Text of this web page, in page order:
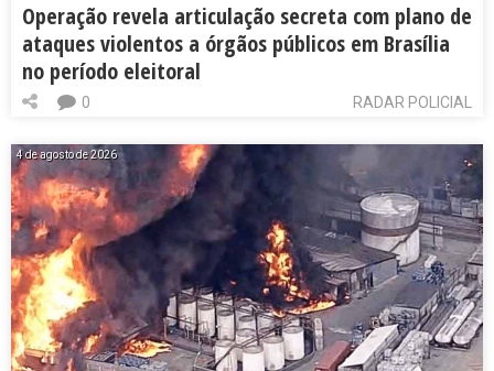
Operação revela articulação secreta com plano de
ataques violentos a órgãos públicos em Brasília
no período eleitoral
RADAR POLICIAL
0
4 de agosto de 2026